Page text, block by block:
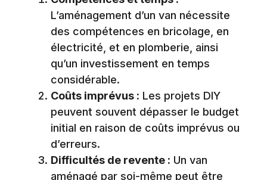
L’aménagement d’un van nécessite
des compétences en bricolage, en
électricité, et en plomberie, ainsi
qu’un investissement en temps
considérable.
Coûts imprévus : Les projets DIY
peuvent souvent dépasser le budget
initial en raison de coûts imprévus ou
d’erreurs.
Difficultés de revente : Un van
aménagé par soi-même peut être